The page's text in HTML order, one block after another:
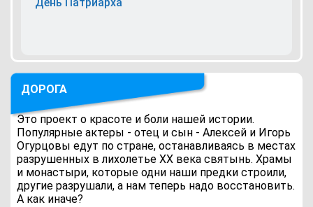
ДОРОГА
Это проект о красоте и боли нашей истории.
Популярные актеры - отец и сын - Алексей и Игорь
Огурцовы едут по стране, останавливаясь в местах
разрушенных в лихолетье ХХ века святынь. Храмы
и монастыри, которые одни наши предки строили,
другие разрушали, а нам теперь надо восстановить.
А как иначе?